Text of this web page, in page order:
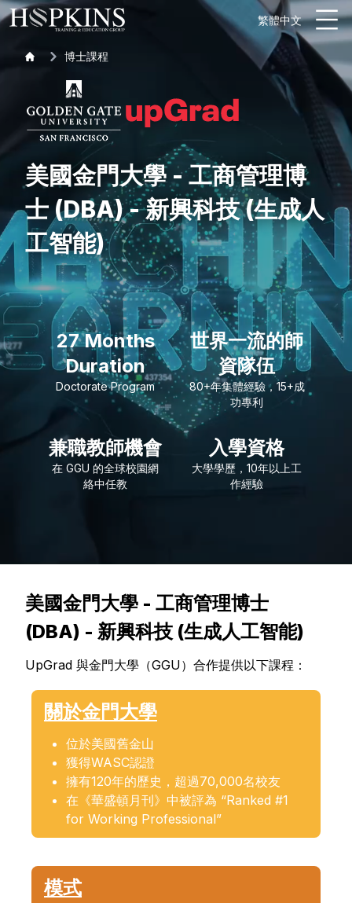
繁體中文
博士課程
美國金門大學 - 工商管理博
士 (DBA) - 新興科技 (生成人
工智能)
27 Months
Duration
Doctorate Program
世界一流的師
資隊伍
80+年集體經驗，15+成
功專利
兼職教師機會
在 GGU 的全球校園網
絡中任教
入學資格
大學學歷，10年以上工
作經驗
美國金門大學 - 工商管理博士
(DBA) - 新興科技 (生成人工智能)
UpGrad 與金門大學（GGU）合作提供以下課程：
關於金門大學
位於美國舊金山
獲得WASC認證
擁有120年的歷史，超過70,000名校友
在《華盛頓月刊》中被評為 “Ranked #1
for Working Professional”
模式